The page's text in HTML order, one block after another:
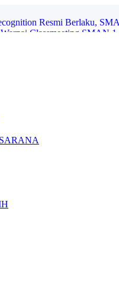
Classmeeting SMAN
2026 Perkemahan Akhir
Montong Satukan Komitmen
Resmi Berlaku,